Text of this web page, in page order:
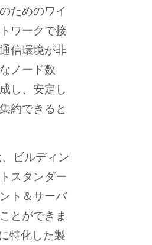
ためのワイ
ワークで接
信環境が非
ノード数
し、安定し
約できると
ビルディン
スタンダー
ト＆サーバ
とができま
特化した製